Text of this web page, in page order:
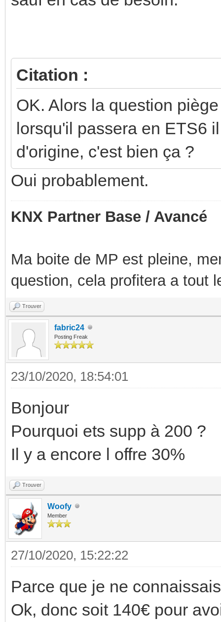
Citation :
OK. Alors la question
lorsqu'il passera en ETS6
d'origine, c'est bien ça ?
Oui probablement.
KNX Partner Base / Avancé
Ma boite de MP est pleine,
question, cela profitera a tout
Trouver
fabric24
Posting Freak
23/10/2020, 18:54:01
Bonjour
Pourquoi ets supp à 200 ?
Il y a encore l offre 30%
Trouver
Woofy
Member
27/10/2020, 15:22:22
Parce que je ne
Ok, donc soit 140€ pour